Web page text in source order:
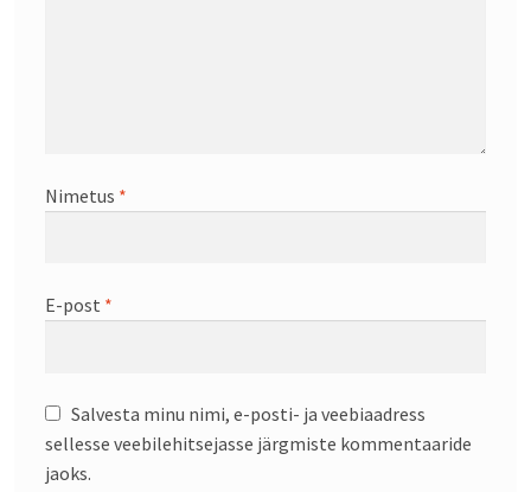
Nimetus *
E-post *
Salvesta minu nimi, e-posti- ja veebiaadress
sellesse veebilehitsejasse järgmiste kommentaaride
jaoks.